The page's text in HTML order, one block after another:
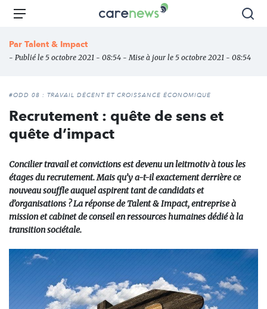
Aller
principal
Carenews,
des
l'engagement
Menu
Par Talent & Impact
- Publié le 5 octobre 2021 - 08:54 - Mise à jour le 5 octobre 2021 - 08:54
#ODD 08 : TRAVAIL DÉCENT ET CROISSANCE ÉCONOMIQUE
Recrutement : quête de sens et
quête d’impact
Concilier travail et convictions est devenu un leitmotiv à tous les
étages du recrutement. Mais qu’y a-t-il exactement derrière ce
nouveau souffle auquel aspirent tant de candidats et
d’organisations ? La réponse de Talent & Impact, entreprise à
mission et cabinet de conseil en ressources humaines dédié à la
transition sociétale.